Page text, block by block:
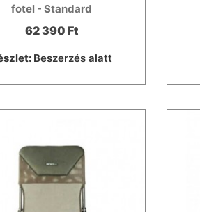
fotel - Standard
62 390 Ft
Beszerzés alatt